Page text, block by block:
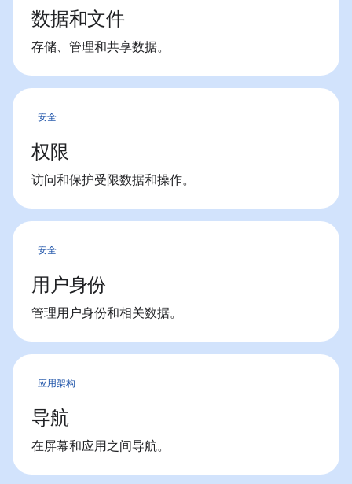
数据和文件
存储、管理和共享数据。
安全
权限
访问和保护受限数据和操作。
安全
用户身份
管理用户身份和相关数据。
应用架构
导航
在屏幕和应用之间导航。